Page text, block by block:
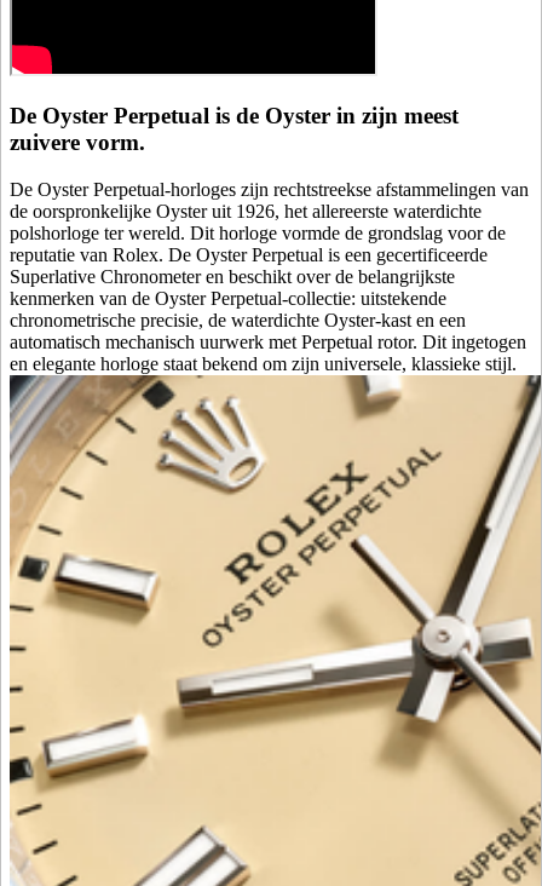
De Oyster Perpetual is de Oyster in zijn meest
zuivere vorm.
De Oyster Perpetual-horloges zijn rechtstreekse afstammelingen van
de oorspronkelijke Oyster uit 1926, het allereerste waterdichte
polshorloge ter wereld. Dit horloge vormde de grondslag voor de
reputatie van Rolex. De Oyster Perpetual is een gecertificeerde
Superlative Chronometer en beschikt over de belangrijkste
kenmerken van de Oyster Perpetual-collectie: uitstekende
chronometrische precisie, de waterdichte Oyster-kast en een
automatisch mechanisch uurwerk met Perpetual rotor. Dit ingetogen
en elegante horloge staat bekend om zijn universele, klassieke stijl.